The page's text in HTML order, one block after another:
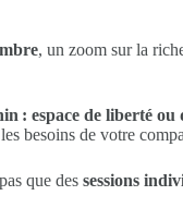
, un zoom sur la
: espace de liberté ou
besoins de votre
que des sessions